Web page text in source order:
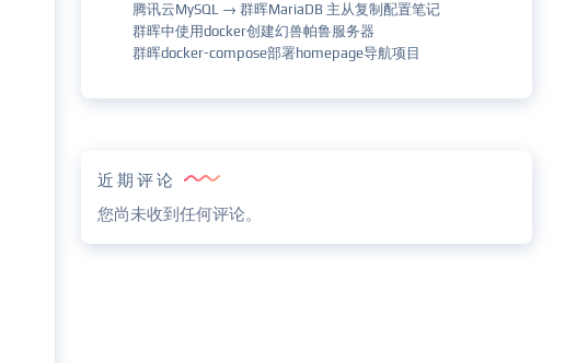
腾讯云MySQL → 群晖MariaDB 主从复制配置笔记
群晖中使用docker创建幻兽帕鲁服务器
群晖docker-compose部署homepage导航项目
近期评论
您尚未收到任何评论。